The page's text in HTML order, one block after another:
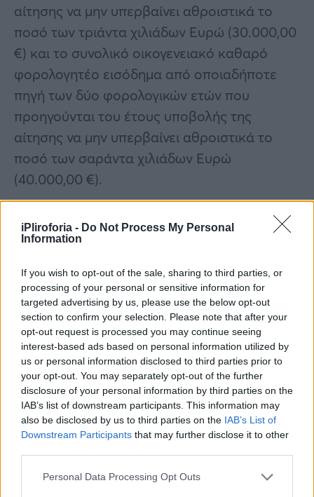
iPliroforia - Do Not Process My Personal
Information
If you wish to opt-out of the sale, sharing to third parties, or
processing of your personal or sensitive information for
targeted advertising by us, please use the below opt-out
section to confirm your selection. Please note that after your
opt-out request is processed you may continue seeing
interest-based ads based on personal information utilized by
us or personal information disclosed to third parties prior to
your opt-out. You may separately opt-out of the further
disclosure of your personal information by third parties on the
IAB’s list of downstream participants. This information may
also be disclosed by us to third parties on the IAB’s List of
Downstream Participants that may further disclose it to other
Personal Data Processing Opt Outs
αίτησης να μην υπερβαίνει αθροιστικά το
ποσό των τριάντα χιλιάδων Ευρώ (30.000,00
€) και το συνολικό οικογενειακό καθαρό
φορολογητέο εισόδημα από οποιαδήποτε
πηγή των δύο φορολογικών ετών που
προηγούνται του έτους υποβολής της
αίτησης να μην υπερβαίνει αθροιστικά το
ποσό των σαράντα χιλιάδων Ευρώ
(40.000,00 €).
ενδεικτικά αναφέρεται ότι για τις αιτήσεις
που θα υποβληθούν εντός του
υπόψη τα εκκαθαριστικά σημειώματα με την
αντίστοιχη ένδειξη “φορολογικό έτος 2022”
και “φορολογικό έτος 2023”
σημειώνεται επίσης ότι αναφορικά με τις
αιτήσεις που θα υποβάλλονται στην αρχή
εκάστου έτους και μέχρι να είναι δυνατή η
υποβολή της δήλωσης φορολογίας για τα
εισοδήματα που αποκτήθηκαν μέχρι την
31/12 του προηγούμενου έτους, οι αιτήσεις
των ενδιαφερομένων θα παραμένουν σε